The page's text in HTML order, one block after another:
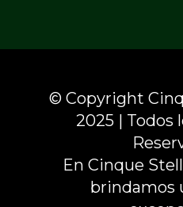
© Copyright
2025 | Todos
En Cinque
brindamos